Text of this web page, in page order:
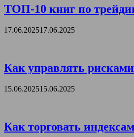
ТОП-10 книг по
17.06.202517.06.2025
Как управлять
15.06.202515.06.2025
Как торговать